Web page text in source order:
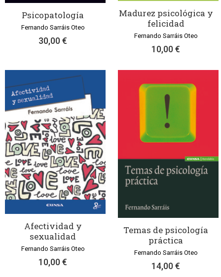
Psicopatología
Fernando Sarráis Oteo
30,00 €
Madurez psicológica y
felicidad
Fernando Sarráis Oteo
10,00 €
Afectividad y
sexualidad
Fernando Sarráis Oteo
10,00 €
Temas de psicología
práctica
Fernando Sarráis Oteo
14,00 €